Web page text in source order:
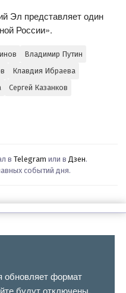
Эл представляет один
России».
Владимир Путин
Клавдия Ибраева
Сергей Казанков
в Telegram или в Дзен.
событий дня.
обновляет формат